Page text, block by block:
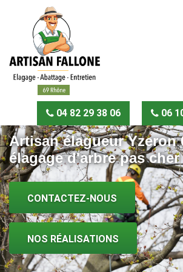
04 82 29 38 06 06
Artisan élagueur Yzeron
élagage d'arbre pas cher
CONTACTEZ-NOUS
NOS RÉALISATIONS